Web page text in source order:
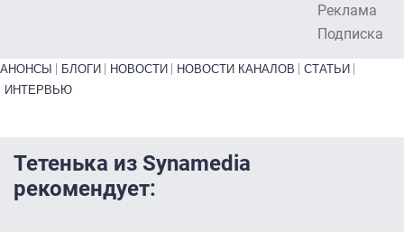
Реклама
Подписка
Primary links bottom
АНОНСЫ БЛОГИ НОВОСТИ НОВОСТИ КАНАЛОВ
СТАТЬИ
ИНТЕРВЬЮ
Тетенька из Synamedia
рекомендует: